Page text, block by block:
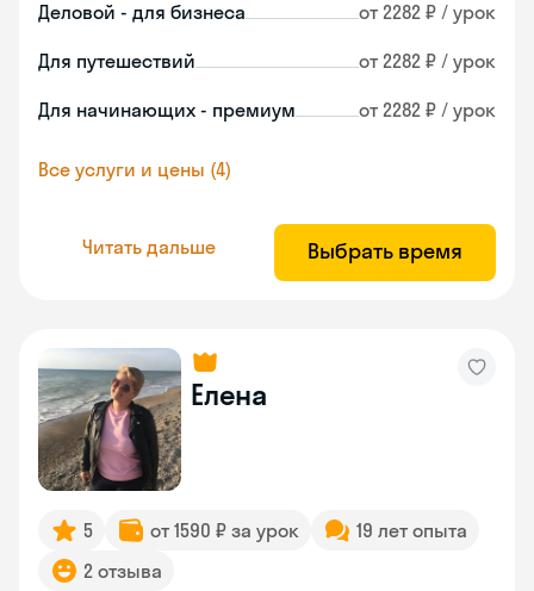
Деловой - для бизнеса от 2282 ₽ / урок
Для путешествий от 2282 ₽ / урок
Для начинающих - премиум от 2282 ₽ / урок
Все услуги и цены (4)
Читать дальше Выбрать время
Елена
5 от 1590 ₽ за урок
19 лет опыта
2 отзыва